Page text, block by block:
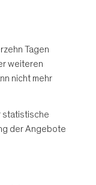
Tagen
weiteren
nicht mehr
statistische
der Angebote